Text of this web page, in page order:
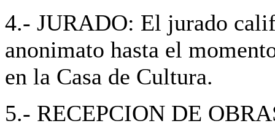
4.- JURADO: El jurado
anonimato hasta el
en la Casa de Cultura.
5.- RECEPCION DE